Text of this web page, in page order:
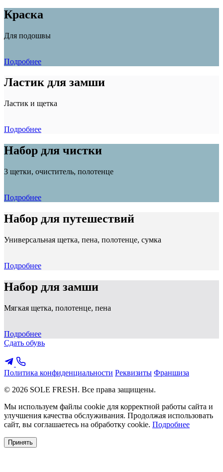
Краска
Для подошвы
Подробнее
Ластик для замши
Ластик и щетка
Подробнее
Набор для чистки
3 щетки, очиститель, полотенце
Подробнее
Набор для путешествий
Универсальная щетка, пена, полотенце, сумка
Подробнее
Набор для замши
Мягкая щетка, полотенце, пена
Подробнее
Сдать обувь
Политика конфиденциальности Реквизиты Франшиза
© 2026 SOLE FRESH. Все права защищены.
Мы используем файлы cookie для корректной работы сайта и
улучшения качества обслуживания. Продолжая использовать
сайт, вы соглашаетесь на обработку cookie. Подробнее
Принять